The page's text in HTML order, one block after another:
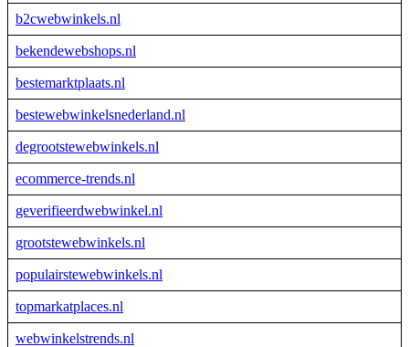
b2cwebwinkels.nl
bekendewebshops.nl
bestemarktplaats.nl
bestewebwinkelsnederland.nl
degrootstewebwinkels.nl
ecommerce-trends.nl
geverifieerdwebwinkel.nl
grootstewebwinkels.nl
populairstewebwinkels.nl
topmarkatplaces.nl
webwinkelstrends.nl